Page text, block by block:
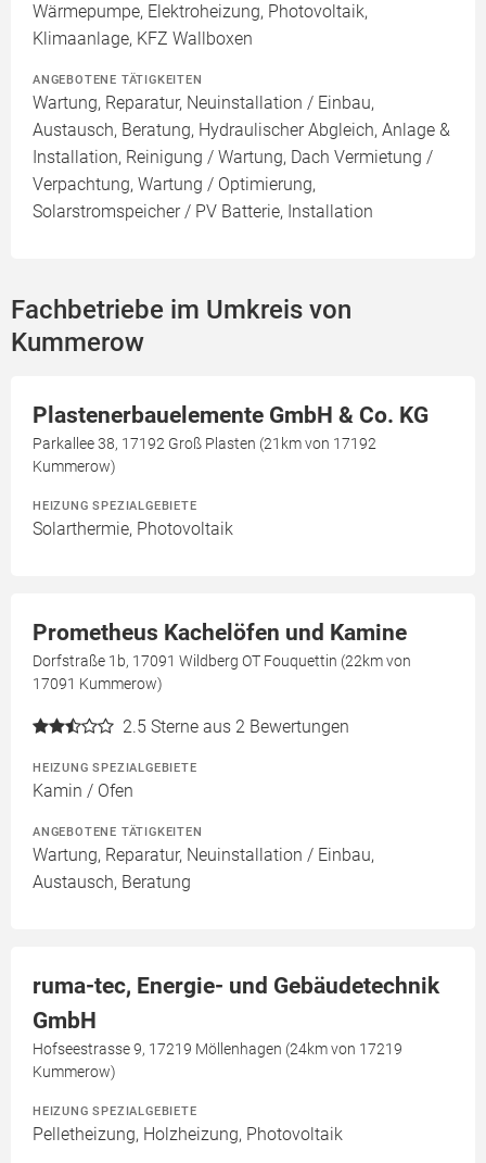
Wärmepumpe, Elektroheizung, Photovoltaik,
Klimaanlage, KFZ Wallboxen
ANGEBOTENE TÄTIGKEITEN
Wartung, Reparatur, Neuinstallation / Einbau,
Austausch, Beratung, Hydraulischer Abgleich, Anlage &
Installation, Reinigung / Wartung, Dach Vermietung /
Verpachtung, Wartung / Optimierung,
Solarstromspeicher / PV Batterie, Installation
Fachbetriebe im Umkreis von
Kummerow
Plastenerbauelemente GmbH & Co. KG
Parkallee 38, 17192 Groß Plasten (21km von 17192
Kummerow)
HEIZUNG SPEZIALGEBIETE
Solarthermie, Photovoltaik
Prometheus Kachelöfen und Kamine
Dorfstraße 1b, 17091 Wildberg OT Fouquettin (22km von
17091 Kummerow)
2.5 Sterne aus 2 Bewertungen
HEIZUNG SPEZIALGEBIETE
Kamin / Ofen
ANGEBOTENE TÄTIGKEITEN
Wartung, Reparatur, Neuinstallation / Einbau,
Austausch, Beratung
ruma-tec, Energie- und Gebäudetechnik
GmbH
Hofseestrasse 9, 17219 Möllenhagen (24km von 17219
Kummerow)
HEIZUNG SPEZIALGEBIETE
Pelletheizung, Holzheizung, Photovoltaik